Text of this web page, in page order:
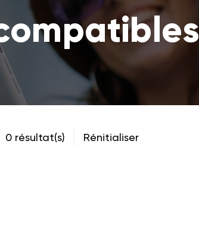
0 résultat(s) Rénitialiser